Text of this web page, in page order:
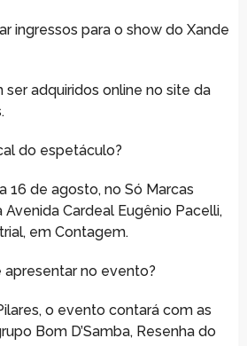
ingressos para o show do Xande
ser adquiridos online no site da
do espetáculo?
16 de agosto, no Só Marcas
Cardeal Eugênio Pacelli,
em Contagem.
apresentar no evento?
o evento contará com as
Bom D’Samba, Resenha do